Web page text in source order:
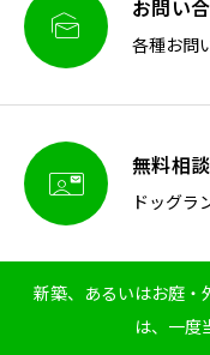
 お問い
各種お問
 無料相
ドッグラ
新築、あるいはお庭・
は、一度